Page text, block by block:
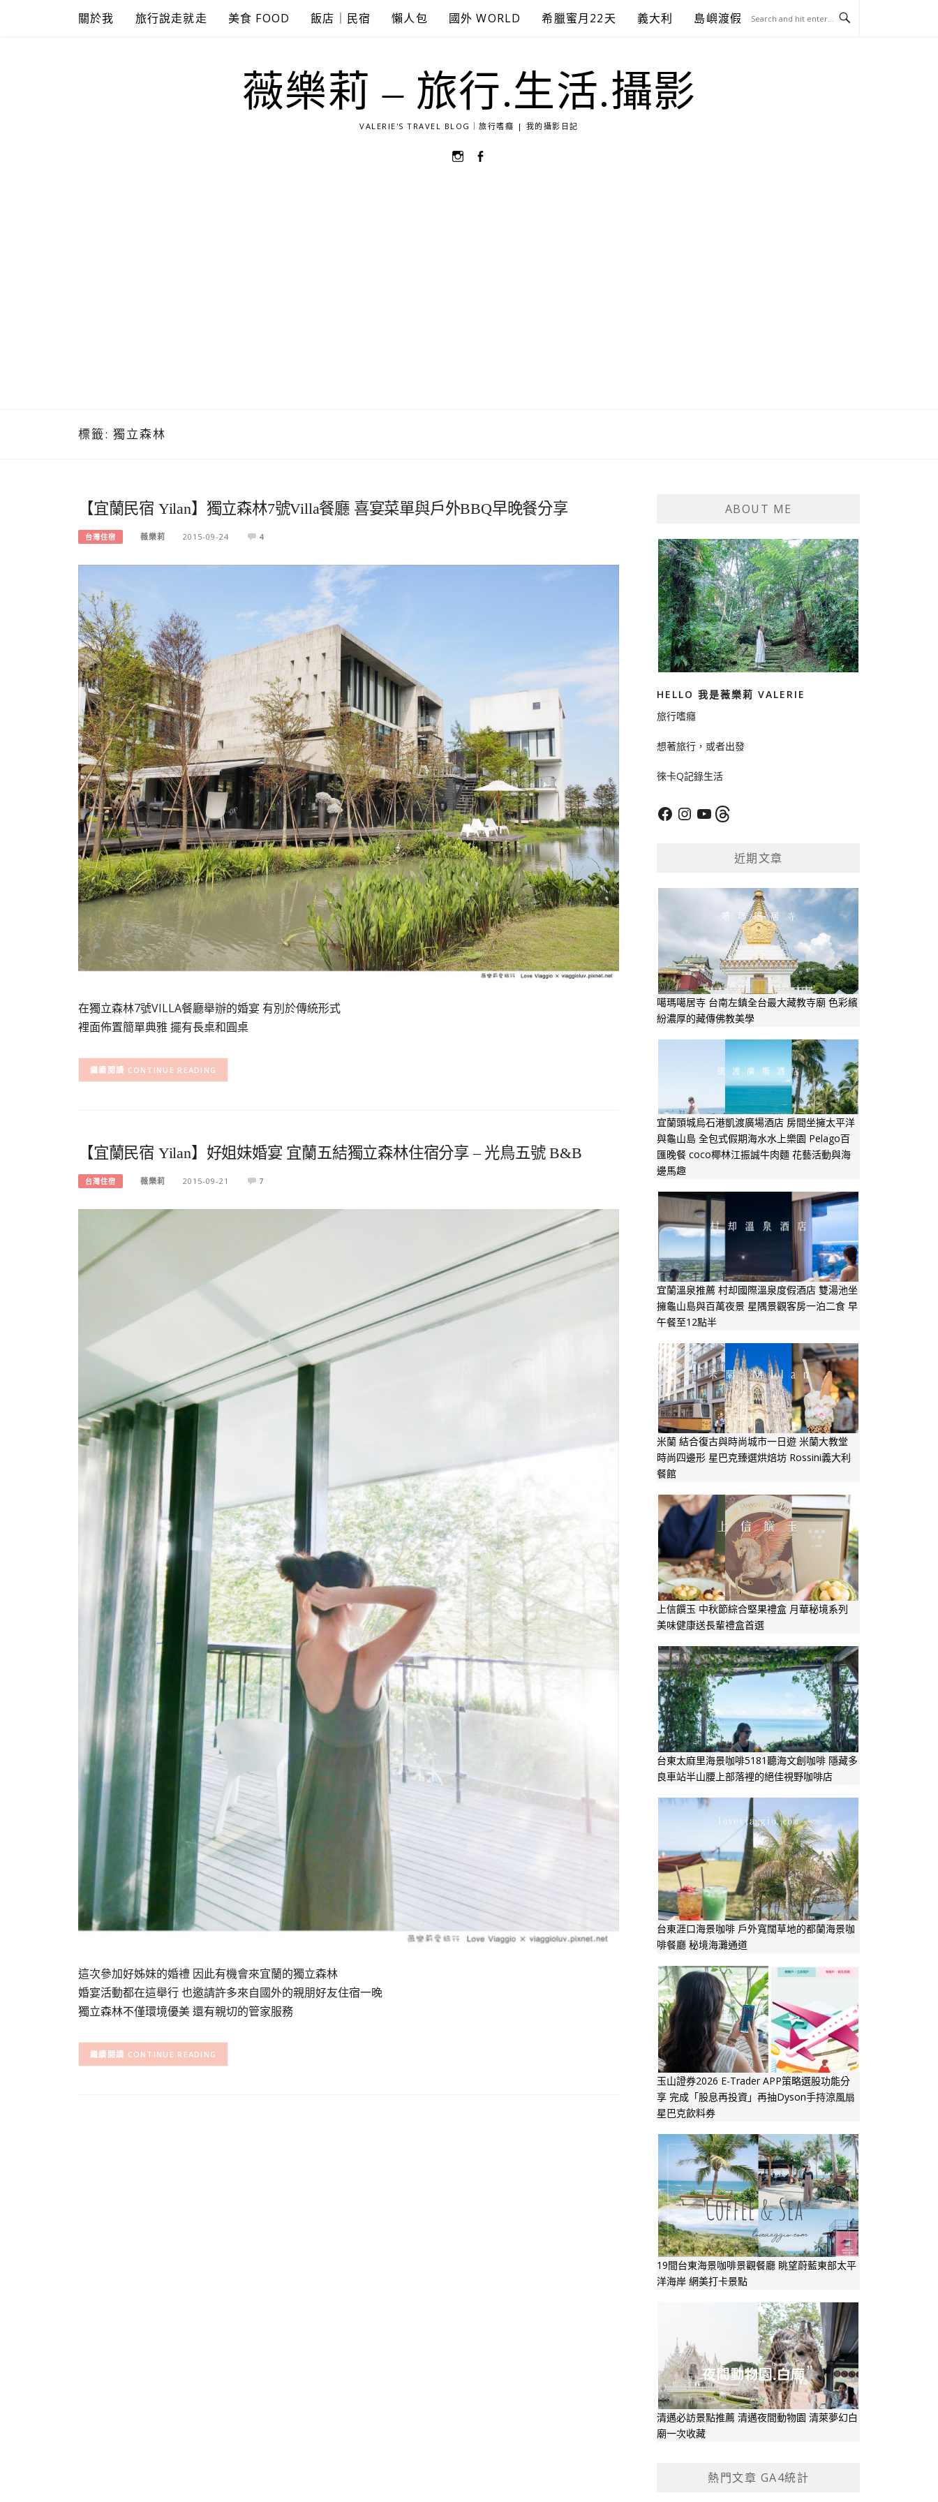
關於我 旅行說走就走 美食 FOOD 飯店｜民宿 懶人包 國外 WORLD 希臘蜜月22天 義大利 島嶼渡假
薇樂莉 – 旅行.生活.攝影
VALERIE'S TRAVEL BLOG｜旅行嗜癮 | 我的攝影日記
選
標籤: 獨立森林
【宜蘭民宿 Yilan】獨立森林7號Villa餐廳 喜宴菜單與戶外BBQ早晚餐分享
台灣住宿 薇樂莉 2015-09-24 4
在獨立森林7號VILLA餐廳舉辦的婚宴 有別於傳統形式
裡面佈置簡單典雅 擺有長桌和圓桌
CONTINUE READING
【宜蘭民宿 Yilan】好姐妹婚宴 宜蘭五結獨立森林住宿分享 – 光鳥五號 B&B
台灣住宿 薇樂莉 2015-09-21 7
這次參加好姊妹的婚禮 因此有機會來宜蘭的獨立森林
婚宴活動都在這舉行 也邀請許多來自國外的親朋好友住宿一晚
獨立森林不僅環境優美 還有親切的管家服務
CONTINUE READING
ABOUT ME
HELLO 我是薇樂莉 VALERIE
旅行嗜癮
想著旅行，或者出發
徠卡Q記錄生活
FacebookInstagram
YouTubeThreads
近期文章
噶瑪噶居寺 台南左鎮全台最大藏教寺廟 色彩繽
紛濃厚的藏傳佛教美學
宜蘭頭城烏石港凱渡廣場酒店 房間坐擁太平洋
與龜山島 全包式假期海水水上樂園 Pelago百
匯晚餐 coco椰林江振誠牛肉麵 花藝活動與海
邊馬趣
宜蘭溫泉推薦 村却國際溫泉度假酒店 雙湯池坐
擁龜山島與百萬夜景 星隅景觀客房一泊二食 早
午餐至12點半
米蘭 結合復古與時尚城市一日遊 米蘭大教堂
時尚四邊形 星巴克臻選烘焙坊 Rossini義大利
餐館
上信饌玉 中秋節綜合堅果禮盒 月華秘境系列
美味健康送長輩禮盒首選
台東太麻里海景咖啡5181聽海文創咖啡 隱藏多
良車站半山腰上部落裡的絕佳視野咖啡店
台東涯口海景咖啡 戶外寬闊草地的都蘭海景咖
啡餐廳 秘境海灘通道
玉山證券2026 E-Trader APP策略選股功能分
享 完成「股息再投資」再抽Dyson手持涼風扇
星巴克飲料券
19間台東海景咖啡景觀餐廳 眺望蔚藍東部太平
洋海岸 網美打卡景點
清邁必訪景點推薦 清邁夜間動物園 清萊夢幻白
廟一次收藏
熱門文章 GA4統計